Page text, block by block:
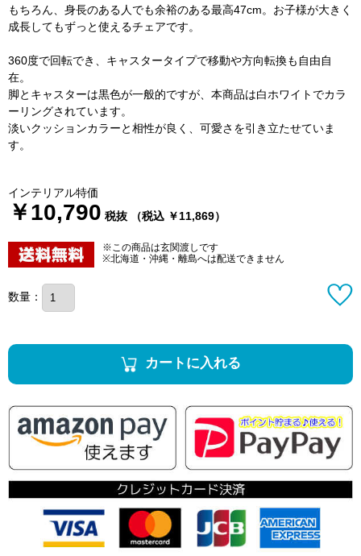
もちろん、身長のある人でも余裕のある最高47cm。お子様が大きく
成長してもずっと使えるチェアです。
360度で回転でき、キャスタータイプで移動や方向転換も自由自
在。
脚とキャスターは黒色が一般的ですが、本商品は白ホワイトでカラ
ーリングされています。
淡いクッションカラーと相性が良く、可愛さを引き立たせていま
す。
インテリアル特価
￥10,790 税抜 （税込 ￥11,869）
※この商品は玄関渡しです
※北海道・沖縄・離島へは配送できません
数量：
カートに入れる